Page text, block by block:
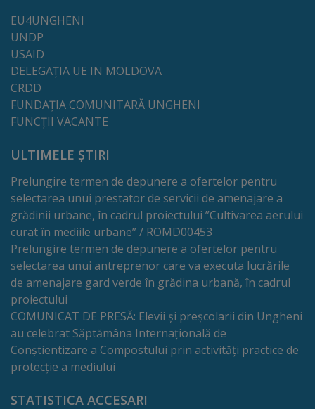
Comgaz-
Modele
de
cerere
Arhitectură
și
urbanism
Transparență
decizională
Proiecte
de
decizii
Decizii
EU4UNGHENI
UNDP
USAID
DELEGAȚIA UE IN MOLDOVA
CRDD
FUNDAȚIA COMUNITARĂ UNGHENI
FUNCȚII VACANTE
ULTIMELE ȘTIRI
Prelungire termen de depunere a ofertelor pentru
selectarea unui prestator de servicii de amenajare a
grădinii urbane, în cadrul proiectului ”Cultivarea aerului
curat în mediile urbane” / ROMD00453
Prelungire termen de depunere a ofertelor pentru
selectarea unui antreprenor care va executa lucrările
de amenajare gard verde în grădina urbană, în cadrul
proiectului
COMUNICAT DE PRESĂ: Elevii și preșcolarii din Ungheni
au celebrat Săptămâna Internațională de
Conștientizare a Compostului prin activități practice de
protecție a mediului
STATISTICA ACCESARI